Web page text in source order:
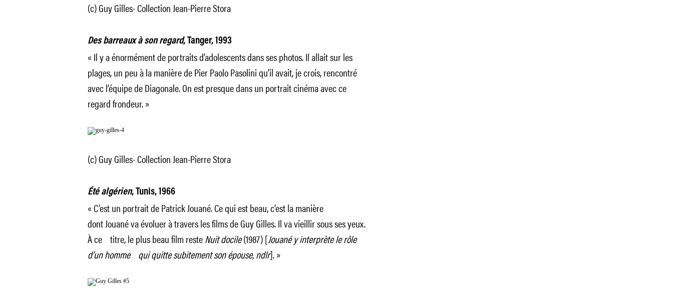
(c) Guy Gilles- Collection Jean-Pierre Stora
Des barreaux à son regard, Tanger, 1993
« Il y a énormément de portraits d’adolescents dans ses photos. Il allait sur les
plages, un peu à la manière de Pier Paolo Pasolini qu’il avait, je crois, rencontré
avec l’équipe de Diagonale. On est presque dans un portrait cinéma avec ce
regard frondeur. »
(c) Guy Gilles- Collection Jean-Pierre Stora
Été algérien, Tunis, 1966
« C’est un portrait de Patrick Jouané. Ce qui est beau, c’est la manière
dont Jouané va évoluer à travers les films de Guy Gilles. Il va vieillir sous ses yeux.
À ce titre, le plus beau film resteNuit docile(1987) [Jouané y interprète le rôle
d’un homme qui quitte subitement son épouse, ndlr]. »